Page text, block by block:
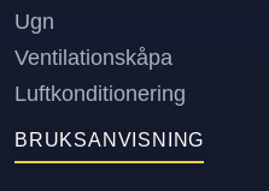
Ugn
Ventilationskåpa
Luftkonditionering
BRUKSANVISNING